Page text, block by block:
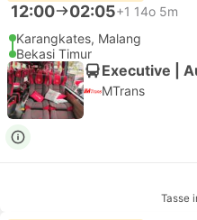
12:00 02:05+1 14o 5m
Karangkates, Malang
Bekasi Timur
Executive |
MTrans
Tasse